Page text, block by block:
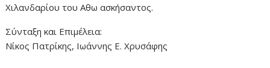
Χιλανδαρίου του Αθω ασκήσαντος.
Σύνταξη και Επιμέλεια:
Νίκος Πατρίκης, Ιωάννης Ε. Χρυσάφης